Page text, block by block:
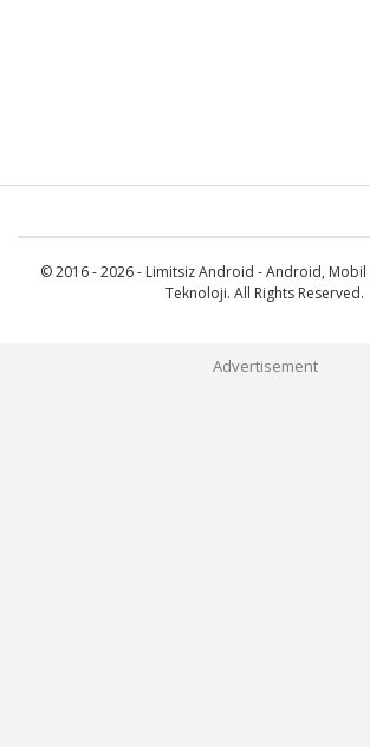
© 2016 - 2026 - Limitsiz Android - Android,
Teknoloji. All Rights Reserved.
Advertisement